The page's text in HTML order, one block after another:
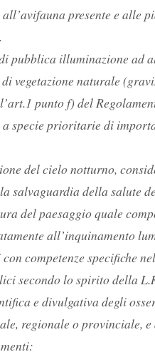
presente e alle
illuminazione ad
vegetazione naturale
punto f) del
specie prioritarie di
del cielo notturno,
salvaguardia della salute
del paesaggio quale
all’inquinamento
competenze specifiche
secondo lo spirito della
e divulgativa degli
regionale o provinciale,